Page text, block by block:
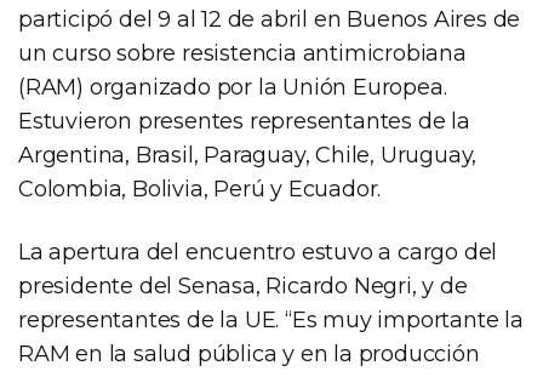
participó del 9 al 12 de abril en Buenos Aires de
un curso sobre resistencia antimicrobiana
(RAM) organizado por la Unión Europea.
Estuvieron presentes representantes de la
Argentina, Brasil, Paraguay, Chile, Uruguay,
Colombia, Bolivia, Perú y Ecuador.
La apertura del encuentro estuvo a cargo del
presidente del Senasa, Ricardo Negri, y de
representantes de la UE. “Es muy importante la
RAM en la salud pública y en la producción